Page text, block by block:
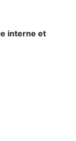
interne et